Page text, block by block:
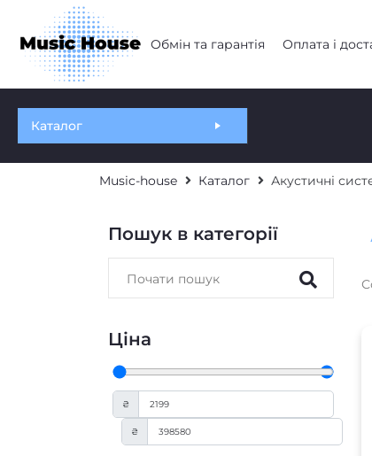
Обмін та гарантія Оплата і
Каталог
Music-house Каталог Акустичні
Пошук в категорії
Ціна
₴
₴